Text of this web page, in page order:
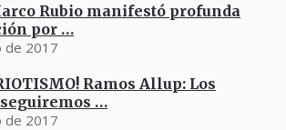
Rubio manifestó profunda
por …
de 2017
Ramos Allup: Los
…
de 2017